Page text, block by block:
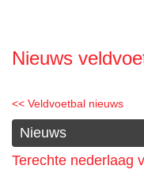
Nieuws
<< Veldvoetbal nieuws
Nieuws
Terechte nederlaag